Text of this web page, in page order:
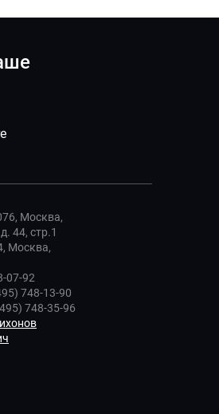
Москва,
44, стр.1
Москва,
07-92
748-13-90
748-35-96